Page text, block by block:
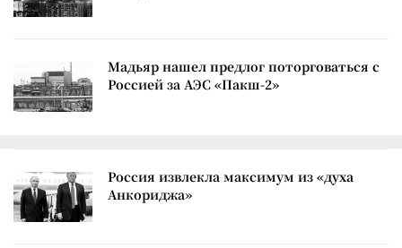
Мадьяр нашел предлог поторговаться с
Россией за АЭС «Пакш-2»
Россия извлекла максимум из «духа
Анкориджа»